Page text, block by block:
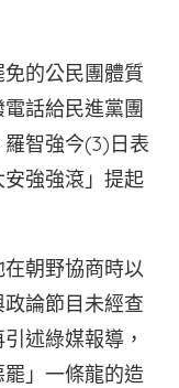
臉書
的公民團體質
話給民進黨團
智強今(3)日表
強強滾」提起
朝野協商時以
政論節目未經查
述綠媒報導，
」一條龍的造